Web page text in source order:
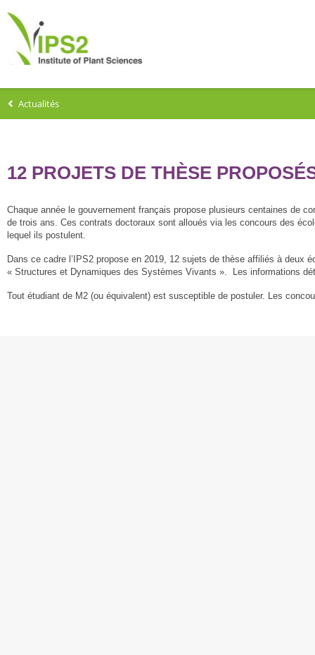
Actualités
12 PROJETS DE THÈSE
Chaque année le gouvernement français propose plusieurs centaines de
de trois ans. Ces contrats doctoraux sont alloués via les concours des
lequel ils postulent.
Dans ce cadre l’IPS2 propose en 2019, 12 sujets de thèse affiliés à
« Structures et Dynamiques des Systèmes Vivants ». Les informations
Tout étudiant de M2 (ou équivalent) est susceptible de postuler. Les